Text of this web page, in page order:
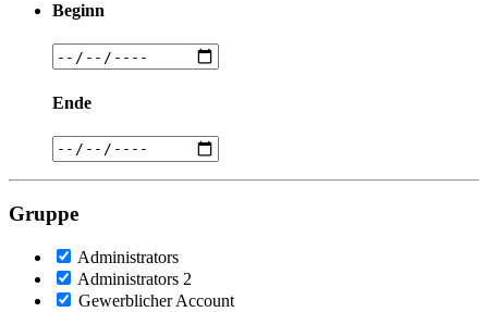
Beginn
Ende
Gruppe
Administrators
Administrators 2
Gewerblicher Account